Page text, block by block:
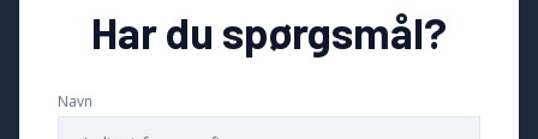
Har du spørgsmål?
Navn